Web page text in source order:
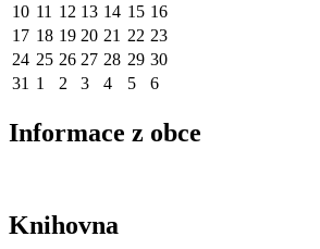
10 11 12 13 14 15 16
17 18 19 20 21 22 23
24 25 26 27 28 29 30
31 1 2 3 4 5 6
Informace z obce
Knihovna